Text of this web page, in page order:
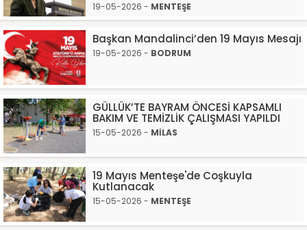
19-05-2026 - MENTEŞE
Başkan Mandalinci’den 19 Mayıs Mesajı
19-05-2026 - BODRUM
GÜLLÜK’TE BAYRAM ÖNCESİ KAPSAMLI
BAKIM VE TEMİZLİK ÇALIŞMASI YAPILDI
15-05-2026 - MİLAS
19 Mayıs Menteşe'de Coşkuyla
Kutlanacak
15-05-2026 - MENTEŞE